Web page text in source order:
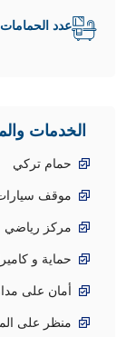
عدد الحمامات
الخدمات
حمام تركي
موقف
مركز رياضي
حماية و
أمان على
منظر على